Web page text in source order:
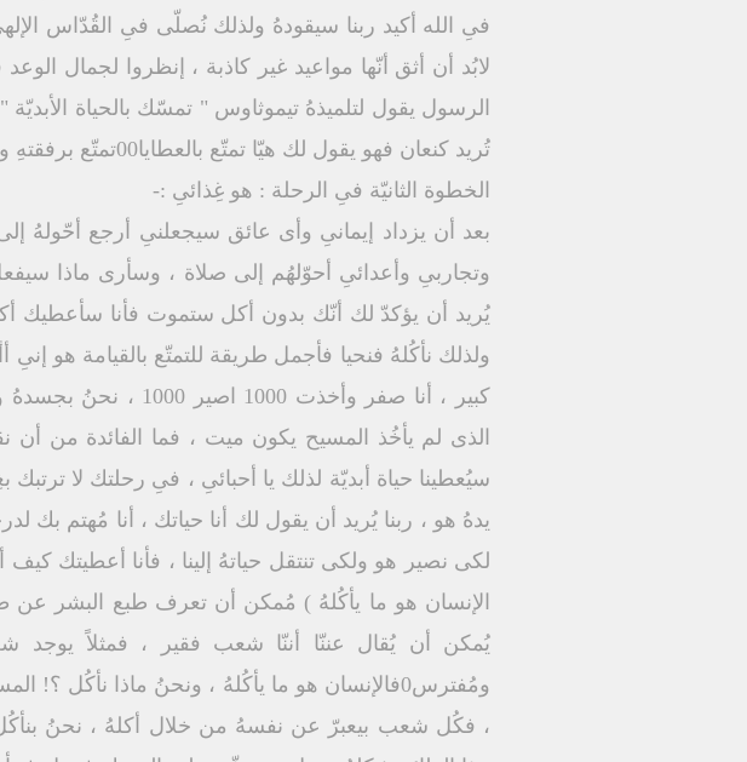
فىِ الله أكيد ربنا سيقودهُ ولذلك نُصلّى فىِ القُدّاس
لابُد أن أثق أنّها مواعيد غير كاذبة ، إنظروا لجمال
الرسول يقول لتلميذهُ تيموثاوس " تمسّك بالحياة
تُريد كنعان فهو يقول لك هيّا تمتّع بالعطايا00تمتّع برفقتهِ وثق أنّهُ سيُعطيك0
الخطوة الثانيّة فىِ الرحلة : هو غِذائىِ :-
بعد أن يزداد إيمانىِ وأى عائق سيجعلنىِ أرجع أحّولهُ
وتجاربىِ وأعدائىِ أحوّلهُم إلى صلاة ، وسأرى ماذا
يُريد أن يؤكدّ لك أنّك بدون أكل ستموت فأنا سأعطيك أكل
ولذلك نأكُلهُ فنحيا فأجمل طريقة للتمتّع بالقيامة هو
كبير ، أنا صفر
الذى لم يأخُذ المسيح يكون ميت ، فما الفائدة من أن
سيُعطينا حياة أبديّة لذلك يا أحبائىِ ، فىِ رحلتك لا
يدهُ هو ، ربنا يُريد أن يقول لك أنا حياتك ، أنا مُهتم بك
لكى نصير هو ولكى تنتقل حياتهُ إلينا ، فأنا
الإنسان هو ما يأكُلهُ ) مُمكن أن تعرف طبع البشر عن
يُمكن أن يُقال عننّا أننّا شعب فقير ، فمثلاً
ومُفترس0فالإنسان هو ما يأكُلهُ ، ونحنُ ماذا
، فكُل شعب بيعبرّ عن نفسهُ من خلال أكلهُ ، نحنُ